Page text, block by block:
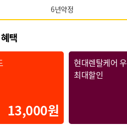
6년약정
택
13,000원
현대렌탈케어
최대할인